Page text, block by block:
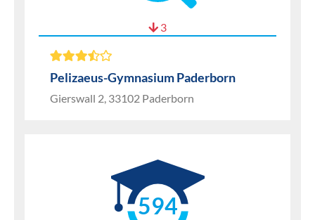
3
Pelizaeus-Gymnasium Paderborn
Gierswall 2, 33102 Paderborn
594